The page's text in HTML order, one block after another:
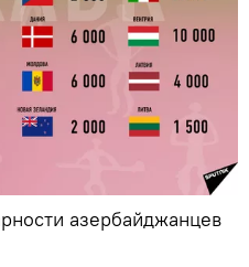
азербайджанцев